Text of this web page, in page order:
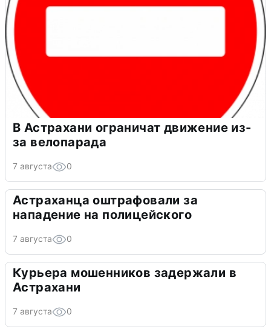
В Астрахани ограничат движение из-
за велопарада
7 августа 0
Астраханца оштрафовали за
нападение на полицейского
7 августа 0
Курьера мошенников задержали в
Астрахани
7 августа 0